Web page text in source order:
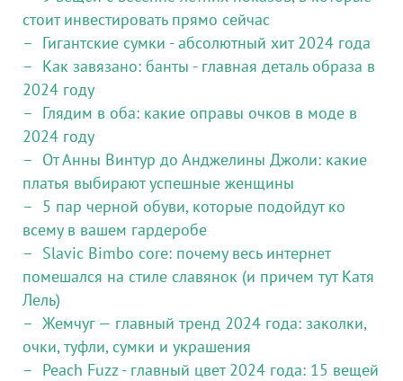
стоит инвестировать прямо сейчас
Гигантские сумки - абсолютный хит 2024 года
Как завязано: банты - главная деталь образа в
2024 году
Глядим в оба: какие оправы очков в моде в
2024 году
От Анны Винтур до Анджелины Джоли: какие
платья выбирают успешные женщины
5 пар черной обуви, которые подойдут ко
всему в вашем гардеробе
Slavic Bimbo core: почему весь интернет
помешался на стиле славянок (и причем тут Катя
Лель)
Жемчуг — главный тренд 2024 года: заколки,
очки, туфли, сумки и украшения
Peach Fuzz - главный цвет 2024 года: 15 вещей